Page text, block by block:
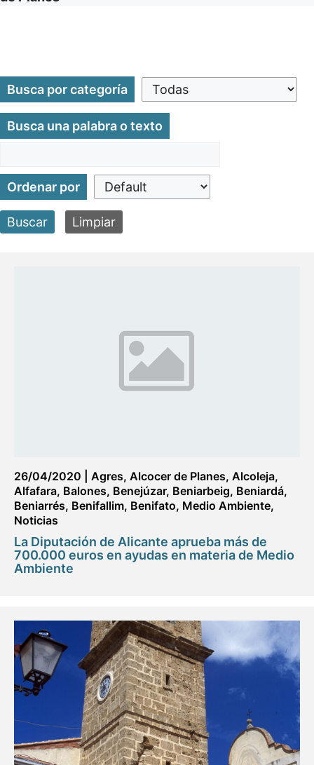
Busca por categoría
Busca una palabra o texto
Ordenar por
Buscar Limpiar
26/04/2020 Agres, Alcocer de Planes, Alcoleja,
Alfafara, Balones, Benejúzar, Beniarbeig, Beniardá,
Beniarrés, Benifallim, Benifato, Medio Ambiente,
Noticias
La Diputación de Alicante aprueba más de
700.000 euros en ayudas en materia de Medio
Ambiente